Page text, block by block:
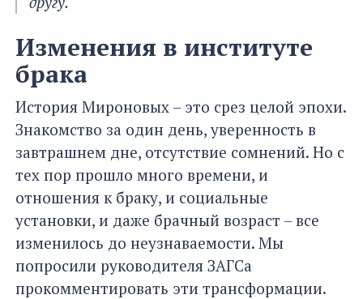
Изменения в институте
брака
История Мироновых – это срез целой эпохи.
Знакомство за один день, уверенность в
завтрашнем дне, отсутствие сомнений. Но с
тех пор прошло много времени, и
отношения к браку, и социальные
установки, и даже брачный возраст – все
изменилось до неузнаваемости. Мы
попросили руководителя ЗАГСа
прокомментировать эти трансформации.